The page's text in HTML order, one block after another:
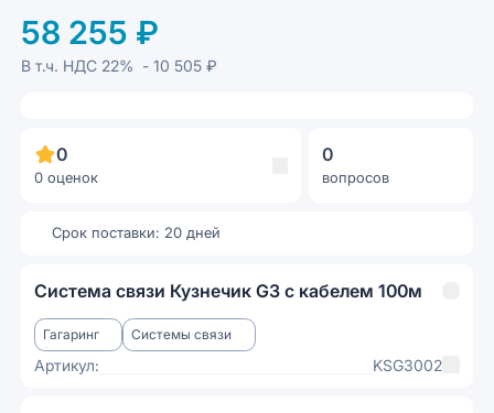
58 255 ₽
В т.ч. НДС 22% - 10 505 ₽
0
0 оценок
0
вопросов
Срок поставки: 20 дней
Система связи Кузнечик G3 с кабелем 100м
Гагаринг Системы связи
Артикул: KSG3002